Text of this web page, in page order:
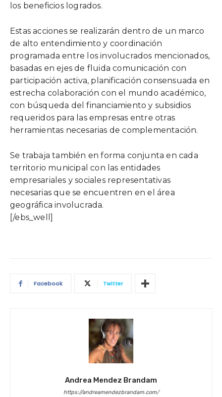
los beneficios logrados.
Estas acciones se realizarán dentro de un marco
de alto entendimiento y coordinación
programada entre los involucrados mencionados,
basadas en ejes de fluida comunicación con
participación activa, planificación consensuada en
estrecha colaboración con el mundo académico,
con búsqueda del financiamiento y subsidios
requeridos para las empresas entre otras
herramientas necesarias de complementación.
Se trabaja también en forma conjunta en cada
territorio municipal con las entidades
empresariales y sociales representativas
necesarias que se encuentren en el área
geográfica involucrada.
[/ebs_well]
Facebook Twitter
Andrea Mendez Brandam
https://andreamendezbrandam.com/